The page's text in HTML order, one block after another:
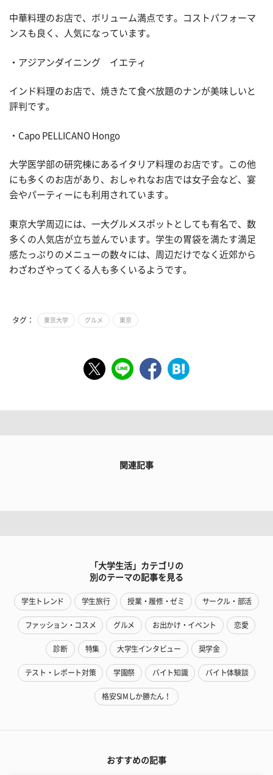
中華料理のお店で、ボリューム満点です。コストパフォーマ
ンスも良く、人気になっています。
・アジアンダイニング イエティ
インド料理のお店で、焼きたて食べ放題のナンが美味しいと
評判です。
・Capo PELLICANO Hongo
大学医学部の研究棟にあるイタリア料理のお店です。この他
にも多くのお店があり、おしゃれなお店では女子会など、宴
会やパーティーにも利用されています。
東京大学周辺には、一大グルメスポットとしても有名で、数
多くの人気店が立ち並んでいます。学生の胃袋を満たす満足
感たっぷりのメニューの数々には、周辺だけでなく近郊から
わざわざやってくる人も多くいるようです。
タグ： 東京大学 グルメ 東京
関連記事
「大学生活」カテゴリの
別のテーマの記事を見る
学生トレンド 学生旅行 授業・履修・ゼミ サークル・部活
ファッション・コスメ グルメ お出かけ・イベント 恋愛
診断 特集 大学生インタビュー 奨学金
テスト・レポート対策 学園祭 バイト知識 バイト体験談
格安SIMしか勝たん！
おすすめの記事